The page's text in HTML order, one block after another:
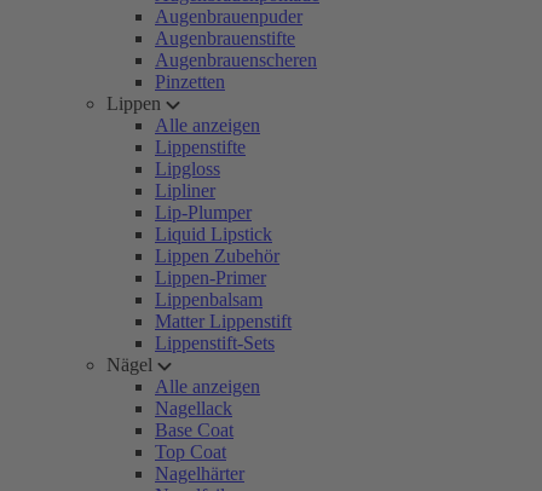
Augenbrauenpuder
Augenbrauenstifte
Augenbrauenscheren
Pinzetten
Lippen
Alle anzeigen
Lippenstifte
Lipgloss
Lipliner
Lip-Plumper
Liquid Lipstick
Lippen Zubehör
Lippen-Primer
Lippenbalsam
Matter Lippenstift
Lippenstift-Sets
Nägel
Alle anzeigen
Nagellack
Base Coat
Top Coat
Nagelhärter